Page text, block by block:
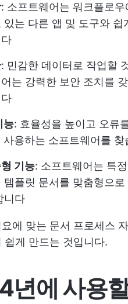
: 소프트웨어는 워크플로
있는 다른 앱 및 도구와 쉽
: 민감한 데이터로 작업할
어는 강력한 보안 조치를
능: 효율성을 높이고 오류
사용하는 소프트웨어를 찾
기능: 소프트웨어는 특
템플릿 문서를 맞춤형으로
니다
에 맞는 문서 프로세스
쉽게 만드는 것입니다.
년에 사용